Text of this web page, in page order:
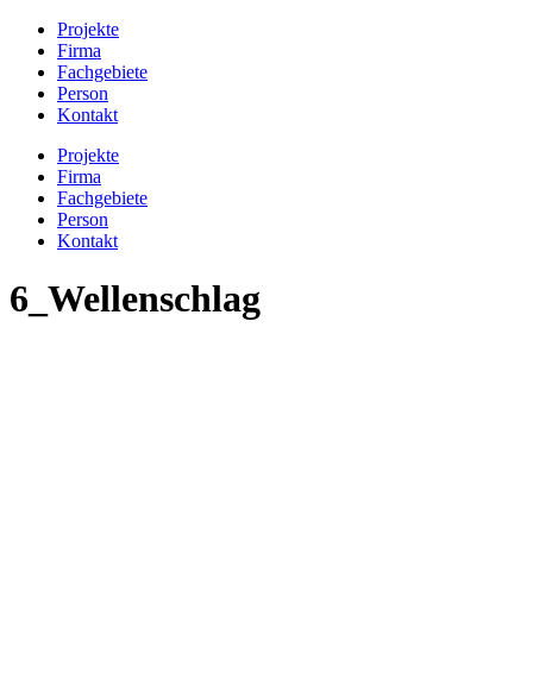
Projekte
Firma
Fachgebiete
Person
Kontakt
Projekte
Firma
Fachgebiete
Person
Kontakt
6_Wellenschlag